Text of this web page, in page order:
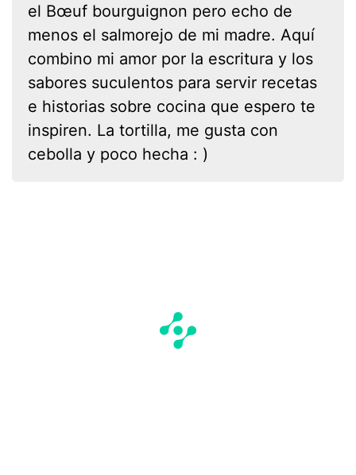
el Bœuf bourguignon pero echo de
menos el salmorejo de mi madre. Aquí
combino mi amor por la escritura y los
sabores suculentos para servir recetas
e historias sobre cocina que espero te
inspiren. La tortilla, me gusta con
cebolla y poco hecha : )